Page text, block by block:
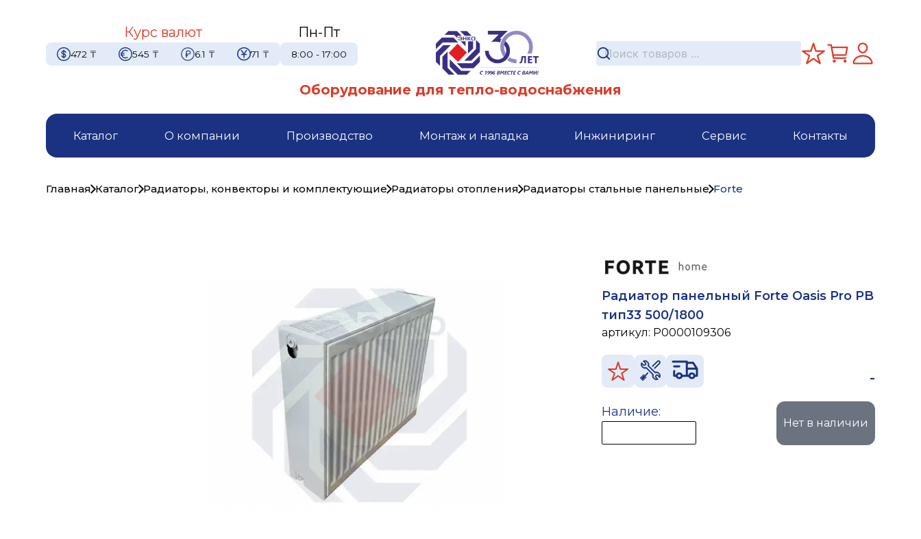
Курс валют
472 ₸ 545 ₸ 6.1 ₸ 71 ₸
Пн-Пт
8:00 - 17:00
Оборудование для тепло-водоснабжения
Каталог О компании Производство Монтаж и наладка Инжиниринг Сервис Контакты
Главная Каталог Радиаторы, конвекторы и комплектующие Радиаторы отопления Радиаторы стальные панельные Forte
Радиатор панельный Forte Oasis Pro PB
тип33 500/1800
артикул: P0000109306
-
Наличие:
Нет в наличии